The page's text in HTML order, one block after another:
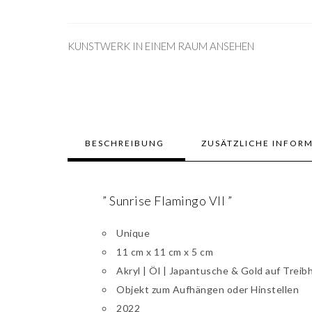
KUNSTWERK IN EINEM RAUM ANSEHEN
BESCHREIBUNG ZUSÄTZLICHE
” Sunrise Flamingo VII ”
Unique
11 cm x 11 cm x 5 cm
Akryl | Öl | Japantusche & Gold auf
Objekt zum Aufhängen oder Hinstellen
2022